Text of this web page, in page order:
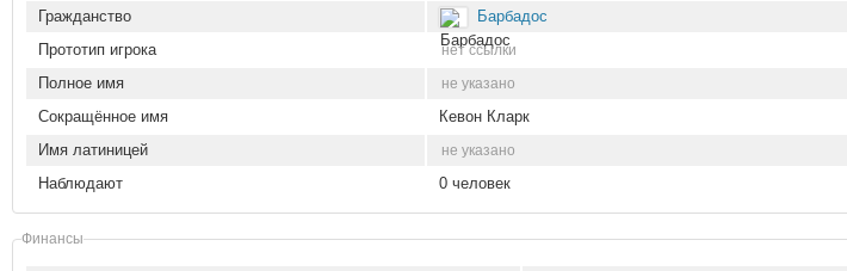
Гражданство
Барбадос
Прототип игрока
нет ссылки
Полное имя не указано
Сокращённое имя
Кевон Кларк
Имя латиницей
не указано
Наблюдают 0 человек
Финансы